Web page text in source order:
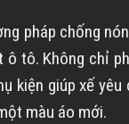
pháp chống
ô tô. Không chỉ
kiện giúp xế
màu áo mới.